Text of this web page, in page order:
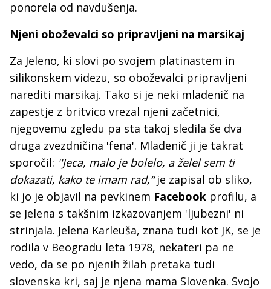
ponorela od navdušenja.
Njeni oboževalci so pripravljeni na marsikaj
Za Jeleno, ki slovi po svojem platinastem in
silikonskem videzu, so oboževalci pripravljeni
narediti marsikaj. Tako si je neki mladenič na
zapestje z britvico vrezal njeni začetnici,
njegovemu zgledu pa sta takoj sledila še dva
druga zvezdničina 'fena'. Mladenič ji je takrat
sporočil: ''Jeca, malo je bolelo, a želel sem ti
dokazati, kako te imam rad,“je zapisal ob sliko,
ki jo je objavil na pevkinem Facebook profilu, a
se Jelena s takšnim izkazovanjem 'ljubezni' ni
strinjala. Jelena Karleuša, znana tudi kot JK, se je
rodila v Beogradu leta 1978, nekateri pa ne
vedo, da se po njenih žilah pretaka tudi
slovenska kri, saj je njena mama Slovenka. Svojo